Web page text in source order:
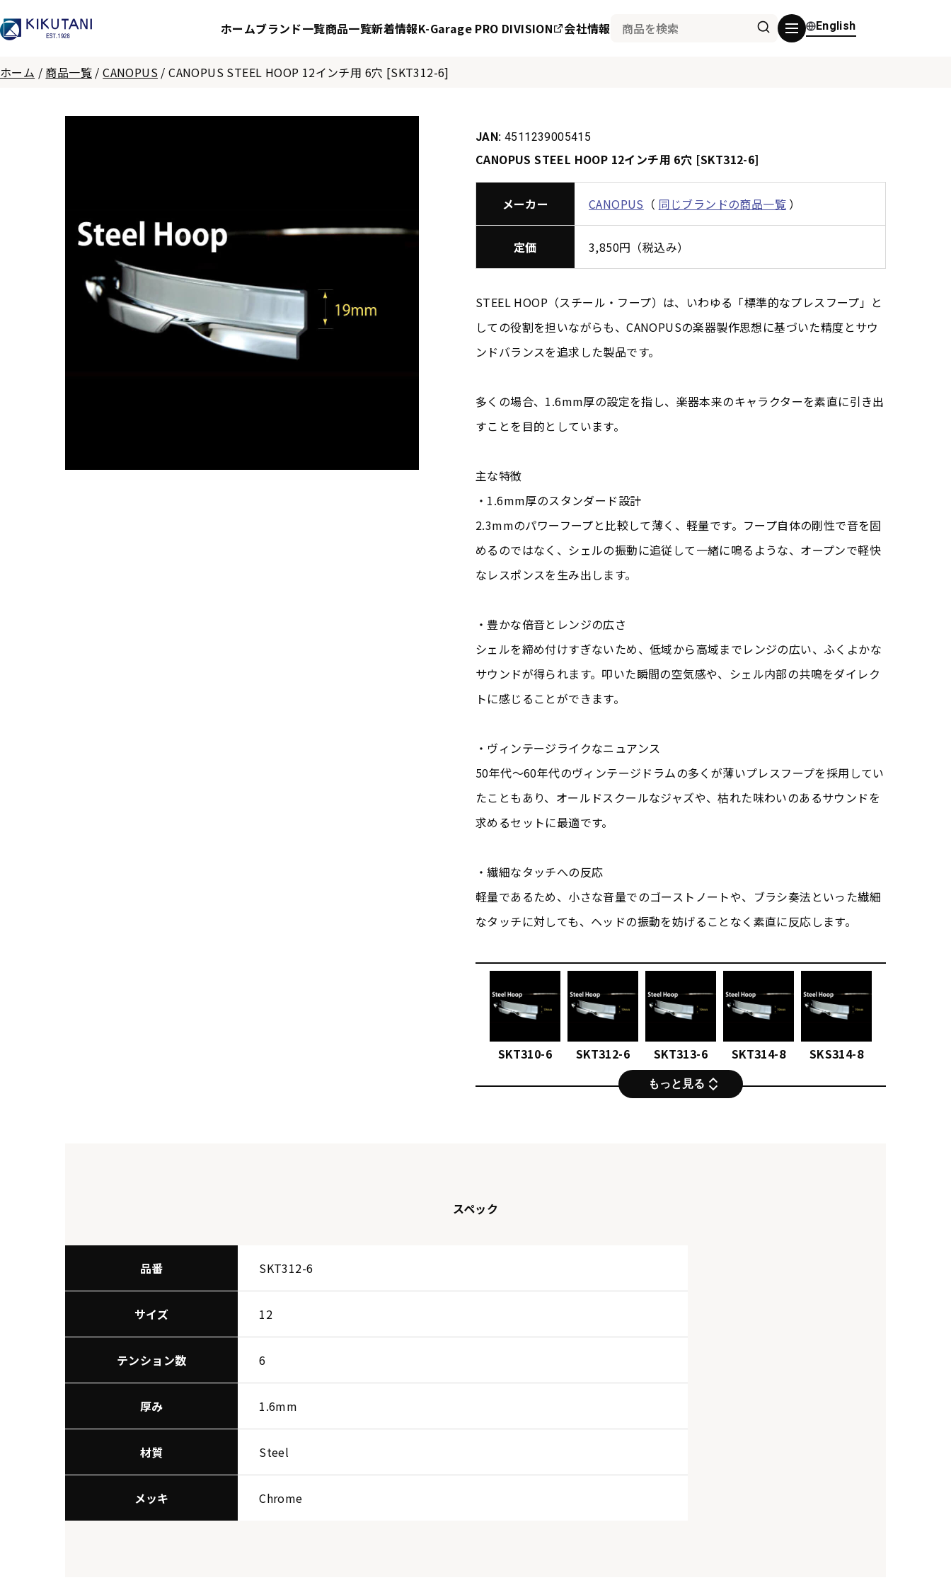
ホームブランド一覧商品一覧新着情報K-Garage PRO DIVISION 会社情報 English
ホーム / 商品一覧 /CANOPUS /CANOPUS STEEL HOOP 12インチ用 6穴 [SKT312-6]
JAN: 4511239005415
CANOPUS STEEL HOOP 12インチ用 6穴 [SKT312-6]
メーカー CANOPUS （ 同じブランドの商品一覧 ）
定価 3,850円（税込み）
STEEL HOOP（スチール・フープ）は、いわゆる「標準的なプレスフープ」と
しての役割を担いながらも、CANOPUSの楽器製作思想に基づいた精度とサウ
ンドバランスを追求した製品です。
多くの場合、1.6mm厚の設定を指し、楽器本来のキャラクターを素直に引き出
すことを目的としています。
主な特徴
・1.6mm厚のスタンダード設計
2.3mmのパワーフープと比較して薄く、軽量です。フープ自体の剛性で音を固
めるのではなく、シェルの振動に追従して一緒に鳴るような、オープンで軽快
なレスポンスを生み出します。
・豊かな倍音とレンジの広さ
シェルを締め付けすぎないため、低域から高域までレンジの広い、ふくよかな
サウンドが得られます。叩いた瞬間の空気感や、シェル内部の共鳴をダイレク
トに感じることができます。
・ヴィンテージライクなニュアンス
50年代〜60年代のヴィンテージドラムの多くが薄いプレスフープを採用してい
たこともあり、オールドスクールなジャズや、枯れた味わいのあるサウンドを
求めるセットに最適です。
・繊細なタッチへの反応
軽量であるため、小さな音量でのゴーストノートや、ブラシ奏法といった繊細
なタッチに対しても、ヘッドの振動を妨げることなく素直に反応します。
もっと見る
SKT310-6 SKT312-6 SKT313-6 SKT314-8 SKS314-8
スペック
品番 SKT312-6
サイズ 12
テンション数 6
厚み 1.6mm
材質 Steel
メッキ Chrome